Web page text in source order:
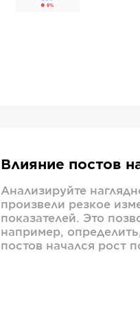
Влияние постов
Анализируйте
произвели резкое
показателей. Это
например,
постов начался рост